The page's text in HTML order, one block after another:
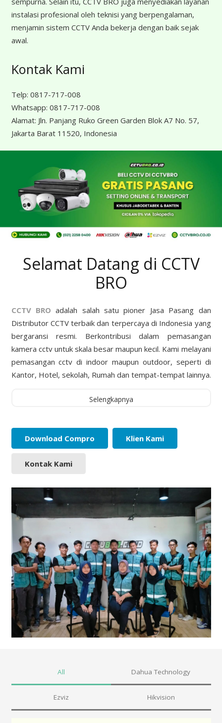
instalasi profesional oleh teknisi yang berpengalaman,
menjamin sistem CCTV Anda bekerja dengan baik sejak
awal.
Kontak Kami
Telp: 0817-717-008
Whatsapp: 0817-717-008
Alamat: Jln. Panjang Ruko Green Garden Blok A7 No. 57,
Jakarta Barat 11520, Indonesia
Selamat Datang di CCTV
BRO
CCTV BRO adalah salah satu pioner Jasa Pasang dan
Distributor CCTV terbaik dan terpercaya di Indonesia yang
bergaransi resmi. Berkontribusi dalam pemasangan
kamera cctv untuk skala besar maupun kecil. Kami melayani
pemasangan cctv di indoor maupun outdoor, seperti di
Kantor, Hotel, sekolah, Rumah dan tempat-tempat lainnya.
Selengkapnya
Download Compro Klien Kami
Kontak Kami
All Dahua Technology
Ezviz Hikvision